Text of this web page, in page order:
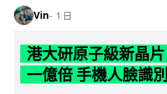
Vin 1 日
港大研原子級新晶片
一億倍 手機人臉識別